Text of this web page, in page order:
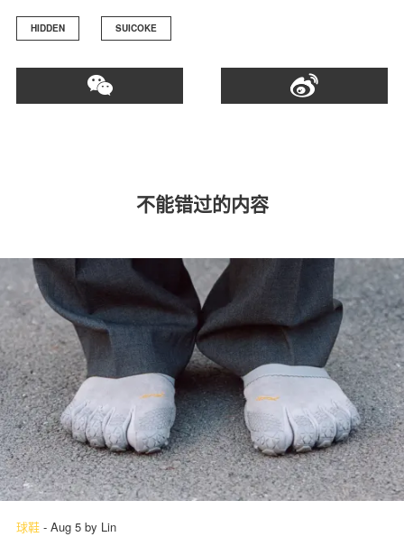
HIDDEN SUICOKE
不能错过的内容
球鞋 - Aug 5 by Lin